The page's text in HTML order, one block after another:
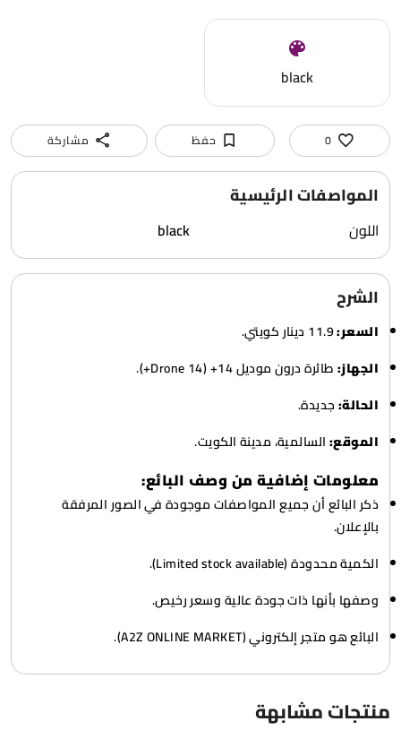
black
0 حفظ مشاركة
المواصفات الرئيسية
اللون black
الشرح
السعر:11.9 دينار كويتي.
الجهاز:طائرة درون موديل 14+ (Drone 14+).
الحالة:جديدة.
الموقع:السالمية، مدينة الكويت.
معلومات إضافية من وصف البائع:
ذكر البائع أن جميع المواصفات موجودة في الصور المرفقة
بالإعلان.
الكمية محدودة (Limited stock available).
وصفها بأنها ذات جودة عالية وسعر رخيص.
البائع هو متجر إلكتروني (A2Z ONLINE MARKET).
منتجات مشابهة